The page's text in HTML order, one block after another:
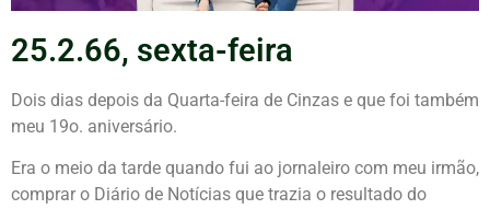
25.2.66, sexta-feira
Dois dias depois da Quarta-feira de Cinzas e que foi também
meu 19o. aniversário.
Era o meio da tarde quando fui ao jornaleiro com meu irmão,
comprar o Diário de Notícias que trazia o resultado do